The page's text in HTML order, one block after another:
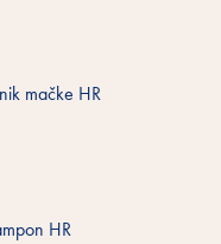
mačke HR
HR